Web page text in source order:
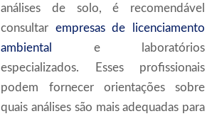
análises de solo, é recomendável
consultar empresas de licenciamento
ambiental
e laboratórios
especializados. Esses profissionais
podem fornecer orientações sobre
quais análises são mais adequadas para